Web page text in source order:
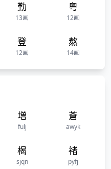
勤
13画
粤
12画
登
12画
熬
14画
増
fulj
蒼
awyk
楬
sjqn
禇
pyfj